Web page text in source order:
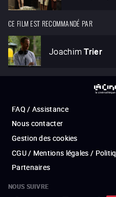
CE FILM EST RECOMMANDÉ PAR
Joachim Trier
FAQ / Assistance
Nous contacter
Gestion des cookies
CGU / Mentions légales /
Partenaires
NOUS SUIVRE